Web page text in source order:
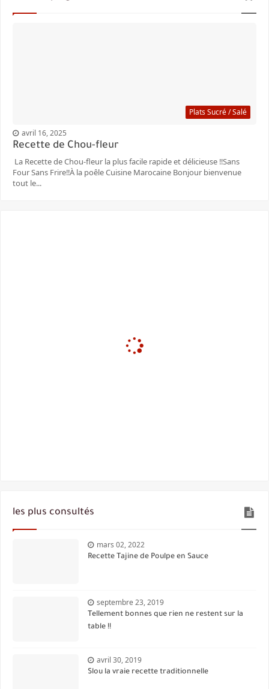
Plats Sucré / Salé
avril 16, 2025
Recette de Chou-fleur
La Recette de Chou-fleur la plus facile rapide et délicieuse ‼️Sans
Four Sans Frire‼️À la poêle Cuisine Marocaine Bonjour bienvenue
tout le...
les plus consultés
mars 02, 2022
Recette Tajine de Poulpe en Sauce
septembre 23, 2019
Tellement bonnes que rien ne restent sur la
table !!
avril 30, 2019
Slou la vraie recette traditionnelle